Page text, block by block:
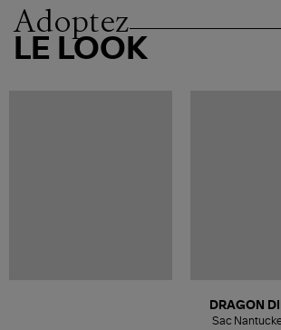
Adoptez
LE LOOK
DRAGON
Sac